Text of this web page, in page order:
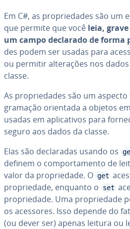
Em C#, as pro­pri­e­da­des são um
que permite que você leia,
um campo declarado de forma
des podem ser usadas para
ou permitir al­te­ra­ções nos
classe.
As pro­pri­e­da­des são um
gra­ma­ção orientada a objetos
usadas em apli­ca­ti­vos para
seguro aos dados da classe.
Elas são de­cla­ra­das usando os
definem o com­por­ta­mento de
valor da pro­pri­e­dade. O get
pro­pri­e­dade, enquanto o
set
pro­pri­e­dade. Uma pro­pri­e­dade
os acessores. Isso depende do
(ou dever ser) apenas leitura ou